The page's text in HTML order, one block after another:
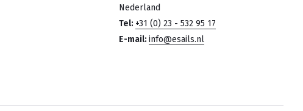
Nederland
Tel: +31 (0) 23 - 532 95 17
E-mail: info@esails.nl